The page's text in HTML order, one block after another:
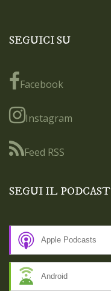
SEGUICI SU
Facebook
Instagram
Feed RSS
SEGUI IL PODCAST
Apple Podcasts
Android